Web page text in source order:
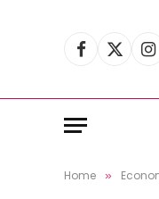
Facebook
X
Home »